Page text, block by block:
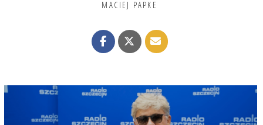
MACIEJ PAPKE